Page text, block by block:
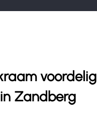
voordelig
Zandberg